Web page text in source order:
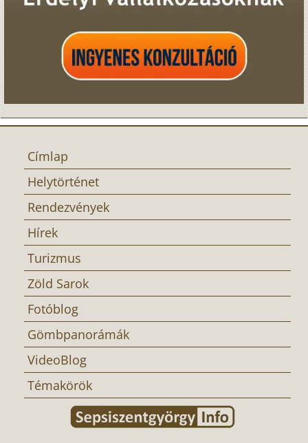
Címlap
Helytörténet
Rendezvények
Hírek
Turizmus
Zöld Sarok
Fotóblog
Gömbpanorámák
VideoBlog
Témakörök